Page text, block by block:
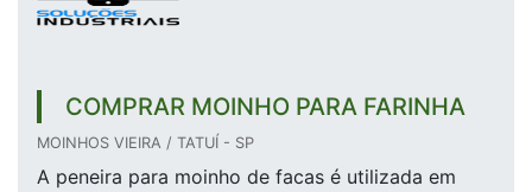
COMPRAR MOINHO PARA FARINHA
MOINHOS VIEIRA / TATUÍ - SP
A peneira para moinho de facas é utilizada em